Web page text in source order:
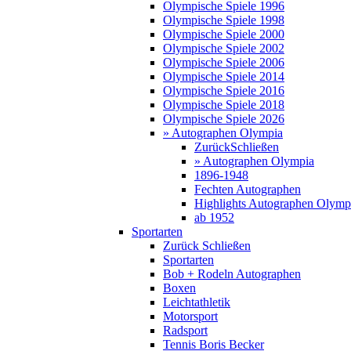
Olympische Spiele 1996
Olympische Spiele 1998
Olympische Spiele 2000
Olympische Spiele 2002
Olympische Spiele 2006
Olympische Spiele 2014
Olympische Spiele 2016
Olympische Spiele 2018
Olympische Spiele 2026
» Autographen Olympia
ZurückSchließen
» Autographen Olympia
1896-1948
Fechten Autographen
Highlights Autographen
ab 1952
Sportarten
Zurück Schließen
Sportarten
Bob + Rodeln Autographen
Boxen
Leichtathletik
Motorsport
Radsport
Tennis Boris Becker